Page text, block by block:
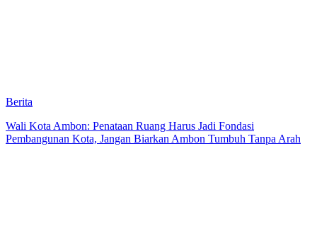
Berita
Wali Kota Ambon: Penataan Ruang Harus Jadi Fondasi
Pembangunan Kota, Jangan Biarkan Ambon Tumbuh Tanpa Arah